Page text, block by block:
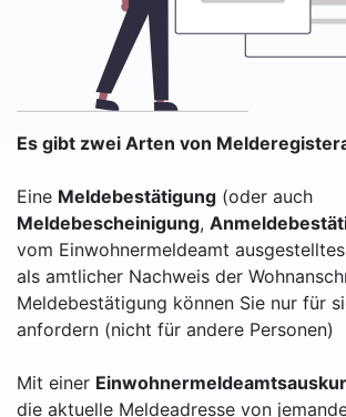
Es gibt zwei Arten von
Eine Meldebestätigung (oder auch
Meldebescheinigung,
vom Einwohnermeldeamt
als amtlicher Nachweis der
Meldebestätigung können Sie nur für
anfordern (nicht für andere Personen)
Mit einer
die aktuelle Meldeadresse von